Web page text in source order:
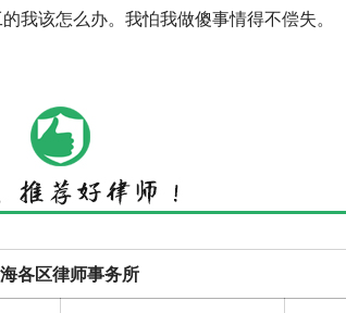
我该怎么办。我怕我做傻事情得不偿失。
各区律师事务所